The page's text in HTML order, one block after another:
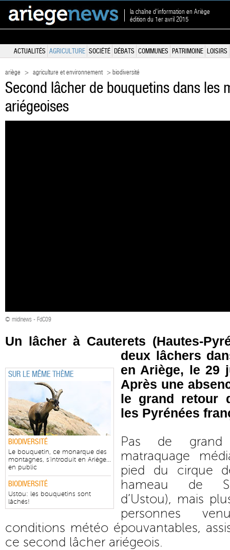
la chaîne d'information en Ariège
édition du 1er avril 2015
ACTUALITÉS AGRICULTURE SOCIÉTÉ DÉBATS COMMUNES PATRIMOINE LOISIRS
ariège > agriculture et environnement > biodiversité
Second lâcher de bouquetins dans les
ariégeoises
© midinews - FdC09
SUR LE MÊME THÈME
BIODIVERSITÉ
Le bouquetin, ce monarque des
montagnes, s'introduit en Ariège...
en public
BIODIVERSITÉ
Ustou: les bouquetins sont
lâchés!
Un lâcher à Cauterets (Hautes-
deux lâchers
en Ariège, le 29
Après une
le grand retour
les Pyrénées
Pas de
matraquage
pied du cirque
hameau de
d’Ustou), mais
personnes
conditions météo épouvantables,
ce second lâcher ariégeois.